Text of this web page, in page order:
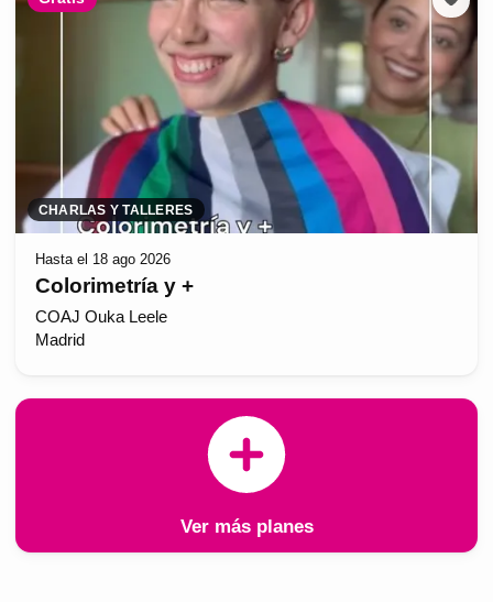
CHARLAS Y TALLERES
Hasta el 18 ago 2026
Colorimetría y +
COAJ Ouka Leele
Madrid
Ver más planes